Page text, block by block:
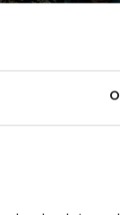
hjælp til, hvordan